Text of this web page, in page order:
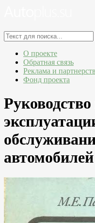
О проекте
Обратная связь
Реклама и
Фонд проекта
Руководство